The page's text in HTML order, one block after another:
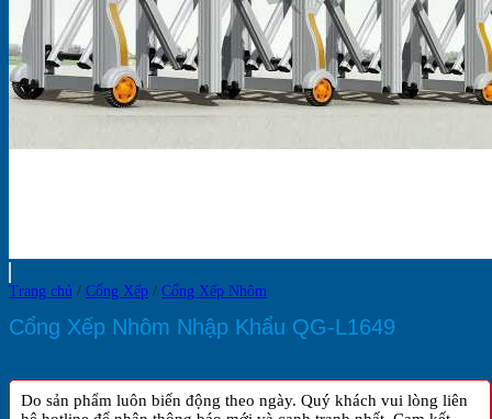
Trang chủ / Cổng Xếp / Cổng Xếp Nhôm
Cổng Xếp Nhôm Nhập Khẩu QG-L1649
Do sản phẩm luôn biến động theo ngày. Quý khách vui lòng liên